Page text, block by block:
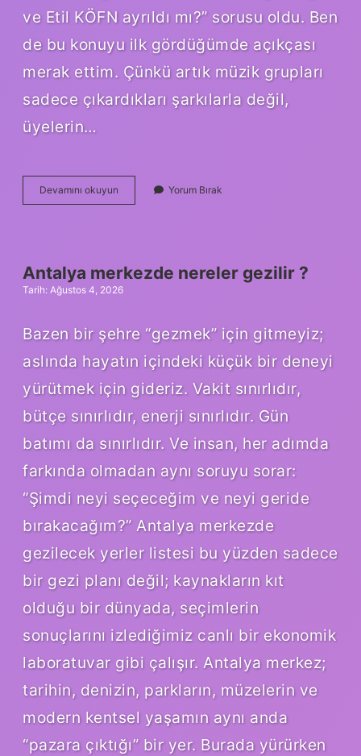
ve Etil KÖFN ayrıldı mı?” sorusu oldu. Ben
de bu konuyu ilk gördüğümde açıkçası
merak ettim. Çünkü artık müzik grupları
sadece çıkardıkları şarkılarla değil,
üyelerin…
Devamını okuyun
Kağan
mı
?
Yorum Bırak
Antalya merkezde nereler gezilir ?
Tarih: Ağustos 4, 2026
Bazen bir şehre “gezmek” için gitmeyiz;
aslında hayatın içindeki küçük bir deneyi
yürütmek için gideriz. Vakit sınırlıdır,
bütçe sınırlıdır, enerji sınırlıdır. Gün
batımı da sınırlıdır. Ve insan, her adımda
farkında olmadan aynı soruyu sorar:
“Şimdi neyi seçeceğim ve neyi geride
bırakacağım?” Antalya merkezde
gezilecek yerler listesi bu yüzden sadece
bir gezi planı değil; kaynakların kıt
olduğu bir dünyada, seçimlerin
sonuçlarını izlediğimiz canlı bir ekonomik
laboratuvar gibi çalışır. Antalya merkez;
tarihin, denizin, parkların, müzelerin ve
modern kentsel yaşamın aynı anda
“pazara çıktığı” bir yer. Burada yürürken